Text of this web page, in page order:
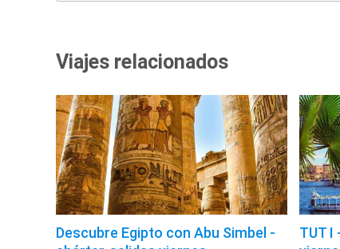
Viajes relacionados
Descubre Egipto con Abu Simbel -
TUT I